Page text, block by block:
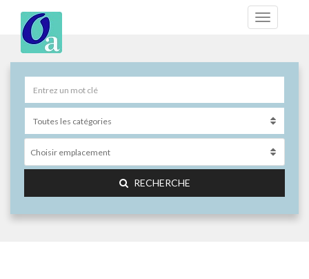
Choisir emplacement
RECHERCHE